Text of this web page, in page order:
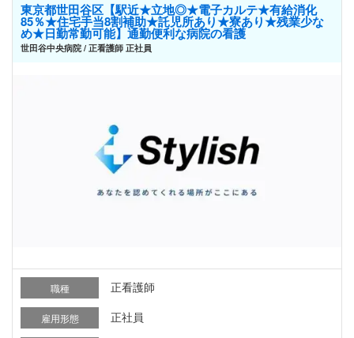
東京都世田谷区【駅近★立地◎★電子カルテ★有給消化
85％★住宅手当8割補助★託児所あり★寮あり★残業少な
め★日勤常勤可能】通勤便利な病院の看護
世田谷中央病院 / 正看護師 正社員
職種 正看護師
雇用形態 正社員